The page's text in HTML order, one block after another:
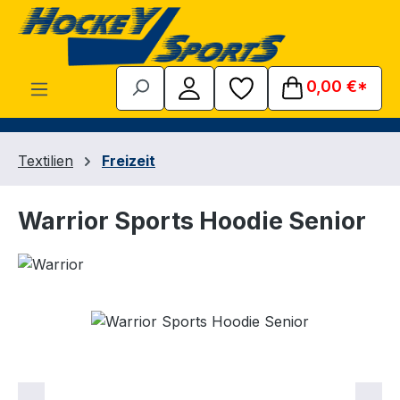
Zum Hauptinhalt springen
0,00 €*
Textilien Freizeit
Warrior Sports Hoodie Senior
Bildergalerie überspringen